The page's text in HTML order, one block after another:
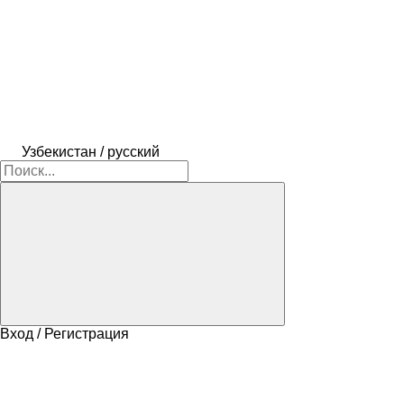
Узбекистан / русский
Вход / Регистрация